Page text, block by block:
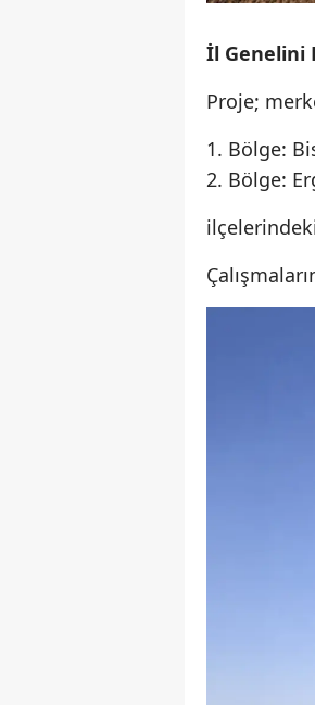
İl Genelini
Proje;
1. Bölge:
2. Bölge: